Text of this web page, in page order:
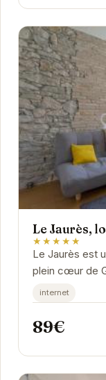
Le Jaurès,
★★★★★
Le Jaurès est
plein cœur de
confortable
internet
89€